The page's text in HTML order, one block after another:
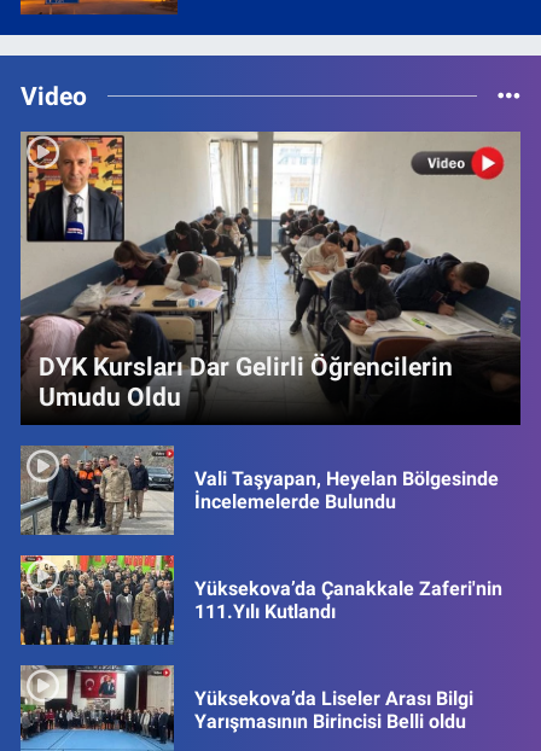
Video
DYK Kursları Dar Gelirli Öğrencilerin
Umudu Oldu
Vali Taşyapan, Heyelan Bölgesinde
İncelemelerde Bulundu
Yüksekova’da Çanakkale Zaferi'nin
111.Yılı Kutlandı
Yüksekova’da Liseler Arası Bilgi
Yarışmasının Birincisi Belli oldu